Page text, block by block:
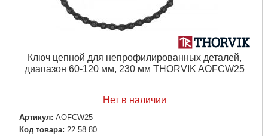
Ключ цепной для непрофилированных деталей,
диапазон 60-120 мм, 230 мм THORVIK AOFCW25
Нет в наличии
Артикул: AOFCW25
Код товара: 22.58.80